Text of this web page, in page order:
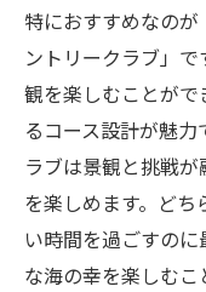
特におすすめなの
ントリークラブ」
観を楽しむことがで
るコース設計が魅
ラブは景観と挑戦
を楽しめます。ど
い時間を過ごすの
な海の幸を楽しむ